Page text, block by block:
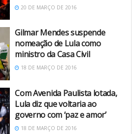
20 DE MARÇO DE 2016
Gilmar Mendes suspende
nomeação de Lula como
ministro da Casa Civil
18 DE MARÇO DE 2016
Com Avenida Paulista lotada,
Lula diz que voltaria ao
governo com ‘paz e amor’
18 DE MARÇO DE 2016